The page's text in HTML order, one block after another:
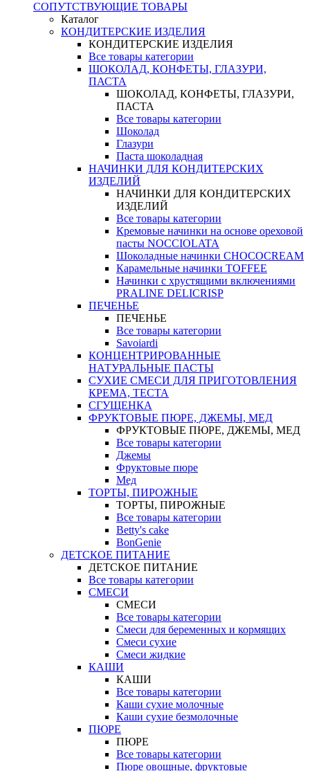
СОПУТСТВУЮЩИЕ ТОВАРЫ
Каталог
КОНДИТЕРСКИЕ ИЗДЕЛИЯ
КОНДИТЕРСКИЕ ИЗДЕЛИЯ
Все товары категории
ШОКОЛАД, КОНФЕТЫ, ГЛАЗУРИ,
ПАСТА
ШОКОЛАД, КОНФЕТЫ, ГЛАЗУРИ,
ПАСТА
Все товары категории
Шоколад
Глазури
Паста шоколадная
НАЧИНКИ ДЛЯ КОНДИТЕРСКИХ
ИЗДЕЛИЙ
НАЧИНКИ ДЛЯ КОНДИТЕРСКИХ
ИЗДЕЛИЙ
Все товары категории
Кремовые начинки на основе ореховой
пасты NOCCIOLATA
Шоколадные начинки CHOCOCREAM
Карамельные начинки TOFFEE
Начинки с хрустящими включениями
PRALINE DELICRISP
ПЕЧЕНЬЕ
ПЕЧЕНЬЕ
Все товары категории
Savoiardi
КОНЦЕНТРИРОВАННЫЕ
НАТУРАЛЬНЫЕ ПАСТЫ
СУХИЕ СМЕСИ ДЛЯ ПРИГОТОВЛЕНИЯ
КРЕМА, ТЕСТА
СГУЩЕНКА
ФРУКТОВЫЕ ПЮРЕ, ДЖЕМЫ, МЕД
ФРУКТОВЫЕ ПЮРЕ, ДЖЕМЫ, МЕД
Все товары категории
Джемы
Фруктовые пюре
Мед
ТОРТЫ, ПИРОЖНЫЕ
ТОРТЫ, ПИРОЖНЫЕ
Все товары категории
Betty's cake
BonGenie
ДЕТСКОЕ ПИТАНИЕ
ДЕТСКОЕ ПИТАНИЕ
Все товары категории
СМЕСИ
СМЕСИ
Все товары категории
Смеси для беременных и кормящих
Смеси сухие
Смеси жидкие
КАШИ
КАШИ
Все товары категории
Каши сухие молочные
Каши сухие безмолочные
ПЮРЕ
ПЮРЕ
Все товары категории
Пюре овощные, фруктовые